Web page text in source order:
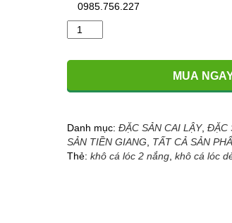
0985.756.227
Lạp
xưởng
sản
Tiền
Giang
MUA
Danh mục: ĐẶC SẢN CAI LẬY, ĐẶC
SẢN TIỀN GIANG
TẤT CẢ SẢN
Thẻ: khô cá lóc 2 nắng, khô cá lóc